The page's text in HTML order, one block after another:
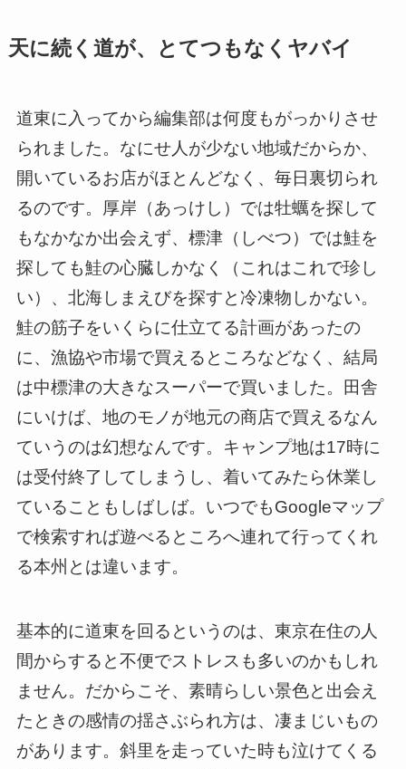
天に続く道が、とてつもなくヤバイ
道東に入ってから編集部は何度もがっかりさせ
られました。なにせ人が少ない地域だからか、
開いているお店がほとんどなく、毎日裏切られ
るのです。厚岸（あっけし）では牡蠣を探して
もなかなか出会えず、標津（しべつ）では鮭を
探しても鮭の心臓しかなく（これはこれで珍し
い）、北海しまえびを探すと冷凍物しかない。
鮭の筋子をいくらに仕立てる計画があったの
に、漁協や市場で買えるところなどなく、結局
は中標津の大きなスーパーで買いました。田舎
にいけば、地のモノが地元の商店で買えるなん
ていうのは幻想なんです。キャンプ地は17時に
は受付終了してしまうし、着いてみたら休業し
ていることもしばしば。いつでもGoogleマップ
で検索すれば遊べるところへ連れて行ってくれ
る本州とは違います。
基本的に道東を回るというのは、東京在住の人
間からすると不便でストレスも多いのかもしれ
ません。だからこそ、素晴らしい景色と出会え
たときの感情の揺さぶられ方は、凄まじいもの
があります。斜里を走っていた時も泣けてくる